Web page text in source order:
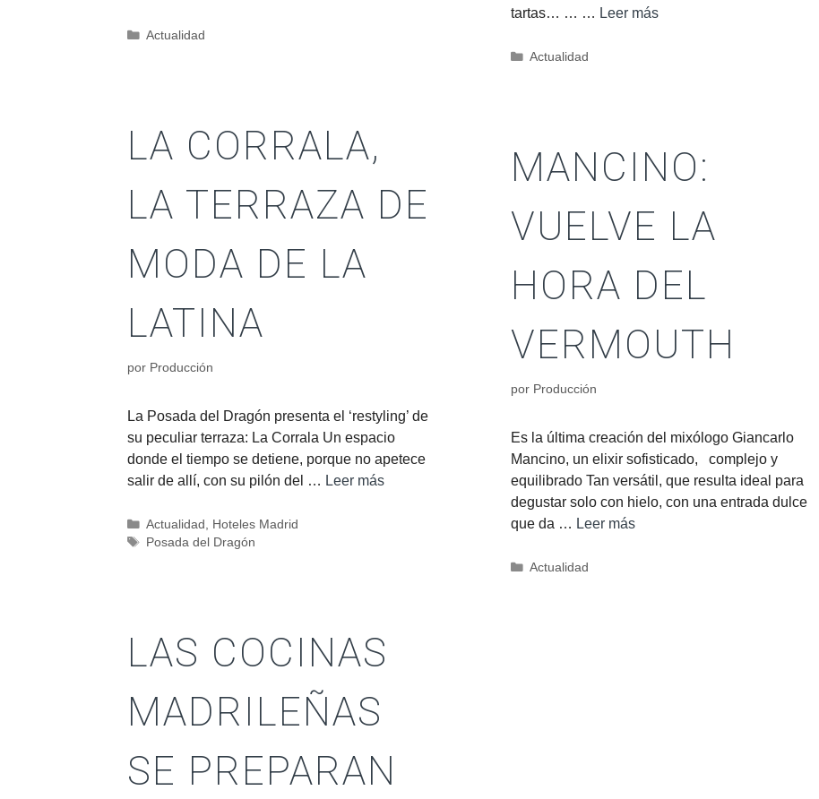
tartas… … … Leer más
Actualidad
Actualidad
LA CORRALA,
LA TERRAZA DE
MODA DE LA
LATINA
por Producción
La Posada del Dragón presenta el ‘restyling’ de
su peculiar terraza: La Corrala Un espacio
donde el tiempo se detiene, porque no apetece
salir de allí, con su pilón del … Leer más
Actualidad
Hoteles Madrid
Posada del Dragón
MANCINO:
VUELVE LA
HORA DEL
VERMOUTH
por Producción
Es la última creación del mixólogo Giancarlo
Mancino, un elixir sofisticado, complejo y
equilibrado Tan versátil, que resulta ideal para
degustar solo con hielo, con una entrada dulce
que da … Leer más
Actualidad
LAS COCINAS
MADRILEÑAS
SE PREPARAN